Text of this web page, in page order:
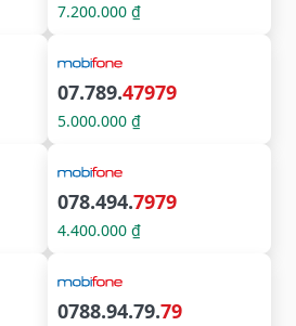
7.200.000 ₫
07.789.47979
5.000.000 ₫
078.494.7979
4.400.000 ₫
0788.94.79.79